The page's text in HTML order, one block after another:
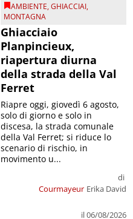
AMBIENTE,GHIACCIAI,
MONTAGNA
Ghiacciaio
Planpincieux,
riapertura diurna
della strada della Val
Ferret
Courmayeur
di
Erika David
il 06/08/2026
Riapre oggi, giovedì 6 agosto,
solo di giorno e solo in
discesa, la strada comunale
della Val Ferret; si riduce lo
scenario di rischio, in
movimento u...